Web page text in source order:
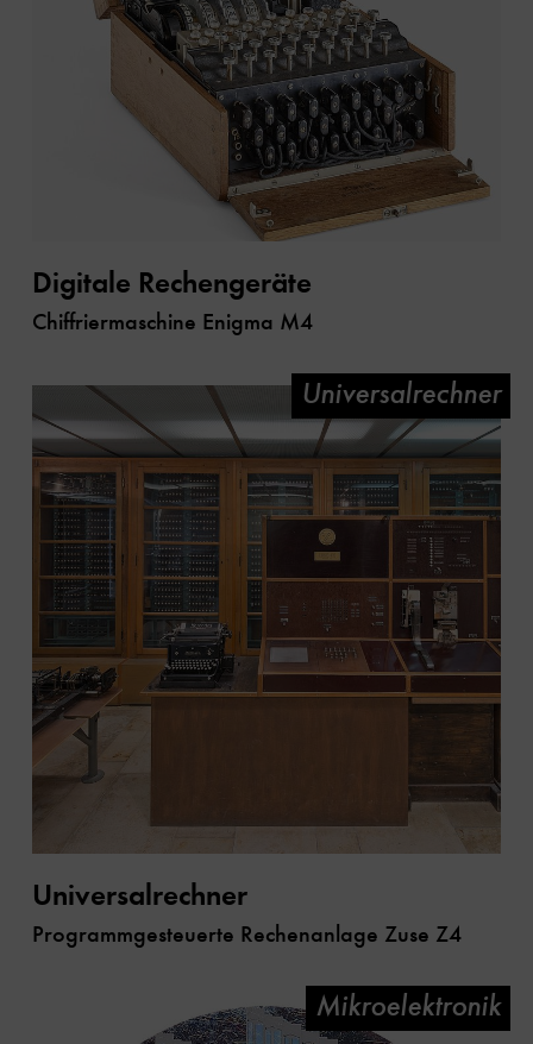
Digitale Rechengeräte
Chiffriermaschine Enigma M4
Universalrechner
Programmgesteuerte Rechenanlage Zuse Z4
Universalrechner
Mikroelektronik